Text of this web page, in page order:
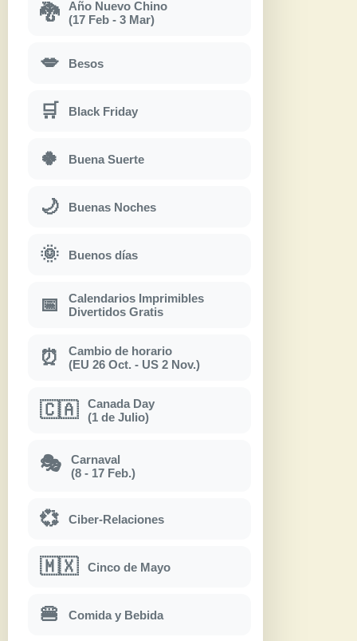
🐉
Año Nuevo Chino
(17 Feb - 3 Mar)
💋 Besos
🛒 Black Friday
🍀 Buena Suerte
🌙 Buenas Noches
🌞 Buenos días
📅
Calendarios Imprimibles
Divertidos Gratis
⏰
Cambio de horario
(EU 26 Oct. - US 2 Nov.)
🇨🇦
Canada Day
(1 de Julio)
🎭
Carnaval
(8 - 17 Feb.)
💞 Ciber-Relaciones
🇲🇽 Cinco de Mayo
🍔 Comida y Bebida